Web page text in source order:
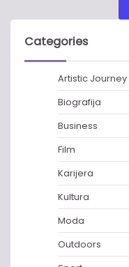
Categories
Artistic Journey
Biografija
Business
Film
Karijera
Kultura
Moda
Outdoors